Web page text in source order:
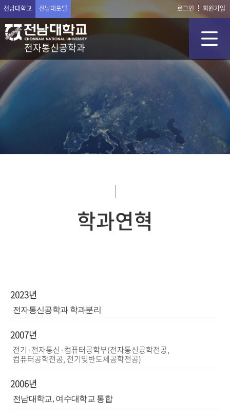
전남대학교 전남대포털 로그인 회원가입
전자통신공학과
학과연혁
2023년
전자통신공학과 학과분리
2007년
전기·전자통신·컴퓨터공학부(전자통신공학전공,
컴퓨터공학전공, 전기및반도체공학전공)
2006년
전남대학교, 여수대학교 통합